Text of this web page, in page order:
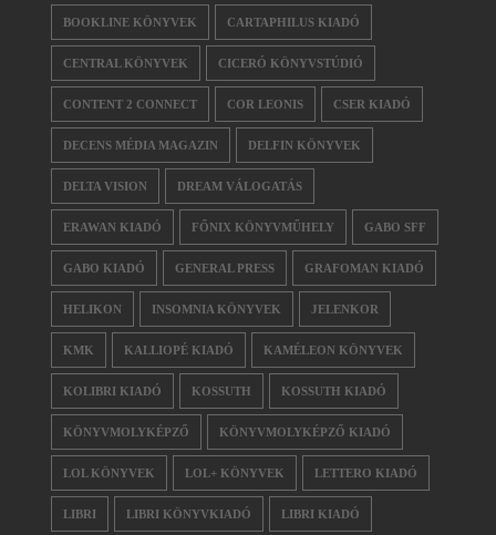
BOOKLINE KÖNYVEK CARTAPHILUS KIADÓ
CENTRAL KÖNYVEK CICERÓ KÖNYVSTÚDIÓ
CONTENT 2 CONNECT COR LEONIS CSER KIADÓ
DECENS MÉDIA MAGAZIN DELFIN KÖNYVEK
DELTA VISION DREAM VÁLOGATÁS
ERAWAN KIADÓ FŐNIX KÖNYVMŰHELY GABO SFF
GABO KIADÓ GENERAL PRESS GRAFOMAN KIADÓ
HELIKON INSOMNIA KÖNYVEK JELENKOR
KMK KALLIOPÉ KIADÓ KAMÉLEON KÖNYVEK
KOLIBRI KIADÓ KOSSUTH KOSSUTH KIADÓ
KÖNYVMOLYKÉPZŐ KÖNYVMOLYKÉPZŐ KIADÓ
LOL KÖNYVEK LOL+ KÖNYVEK LETTERO KIADÓ
LIBRI LIBRI KÖNYVKIADÓ LIBRI KIADÓ